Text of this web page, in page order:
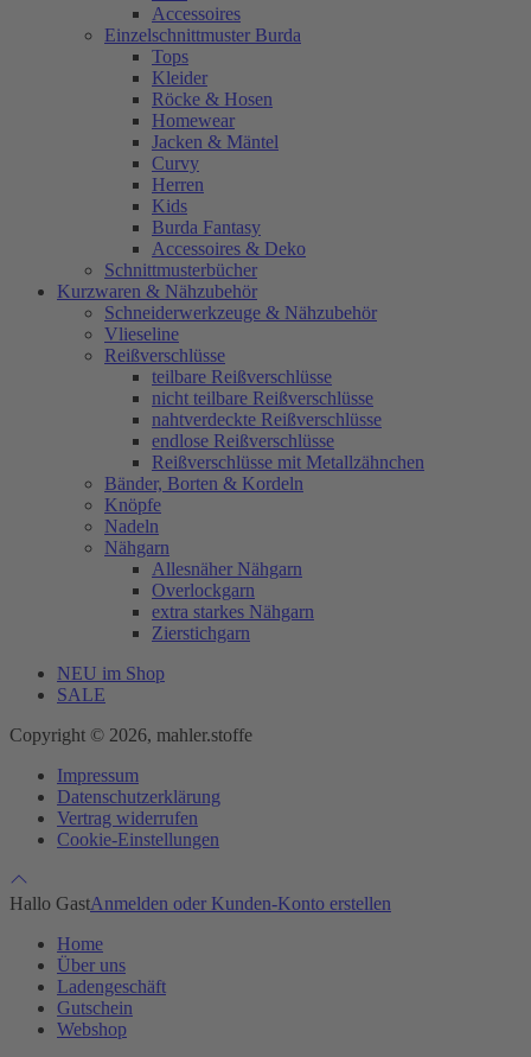
Accessoires
Einzelschnittmuster Burda
Tops
Kleider
Röcke & Hosen
Homewear
Jacken & Mäntel
Curvy
Herren
Kids
Burda Fantasy
Accessoires & Deko
Schnittmusterbücher
Kurzwaren & Nähzubehör
Schneiderwerkzeuge & Nähzubehör
Vlieseline
Reißverschlüsse
teilbare Reißverschlüsse
nicht teilbare Reißverschlüsse
nahtverdeckte Reißverschlüsse
endlose Reißverschlüsse
Reißverschlüsse mit Metallzähnchen
Bänder, Borten & Kordeln
Knöpfe
Nadeln
Nähgarn
Allesnäher Nähgarn
Overlockgarn
extra starkes Nähgarn
Zierstichgarn
NEU im Shop
SALE
Copyright © 2026, mahler.stoffe
Impressum
Datenschutzerklärung
Vertrag widerrufen
Cookie-Einstellungen
Hallo GastAnmelden oder Kunden-Konto erstellen
Home
Über uns
Ladengeschäft
Gutschein
Webshop